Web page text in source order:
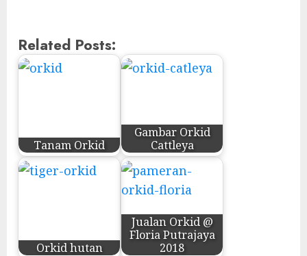
Related Posts:
Tanam Orkid
Gambar Orkid
Cattleya
Orkid hutan
Jualan Orkid @
Floria Putrajaya
2018